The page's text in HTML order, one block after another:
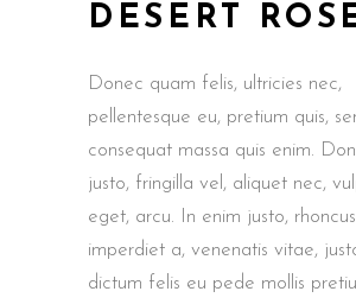
DESERT
Donec quam felis, ultricies nec,
pellentesque eu, pretium quis,
consequat massa quis enim.
justo, fringilla vel, aliquet nec,
eget, arcu. In enim justo,
imperdiet a, venenatis vitae,
dictum felis eu pede mollis